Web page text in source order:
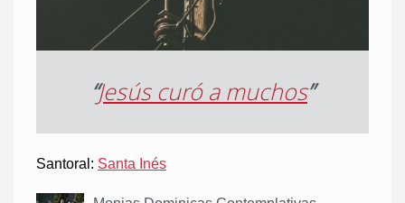
“Jesús curó a muchos”
Santoral: Santa Inés